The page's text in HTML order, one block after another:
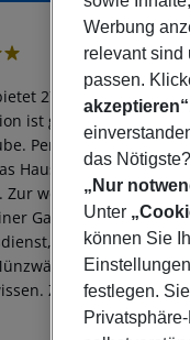
27 Zimmer und 4
ist gerne bei allen
Per WLAN erhalten
Haus verfügt über
Zur weiteren
Garage oder auf
ein
Aktive
Zur
Werbung
relevant sind
passen.
akzeptieren“
das
„Nur
Unter
können Sie
festlegen.